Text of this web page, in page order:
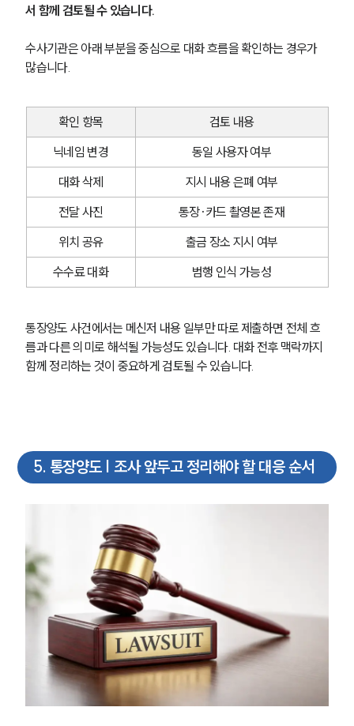
서 함께 검토될 수 있습니다.
수사기관은 아래 부분을 중심으로 대화 흐름을 확인하는 경우가
많습니다.
확인 항목
검토 내용
닉네임 변경
동일 사용자 여부
대화 삭제
지시 내용 은폐 여부
전달 사진
통장·카드 촬영본 존재
위치 공유
출금 장소 지시 여부
수수료 대화
범행 인식 가능성
통장양도 사건에서는 메신저 내용 일부만 따로 제출하면 전체 흐
름과 다른 의미로 해석될 가능성도 있습니다. 대화 전후 맥락까지
함께 정리하는 것이 중요하게 검토될 수 있습니다.
5. 통장양도 | 조사 앞두고 정리해야 할 대응 순서